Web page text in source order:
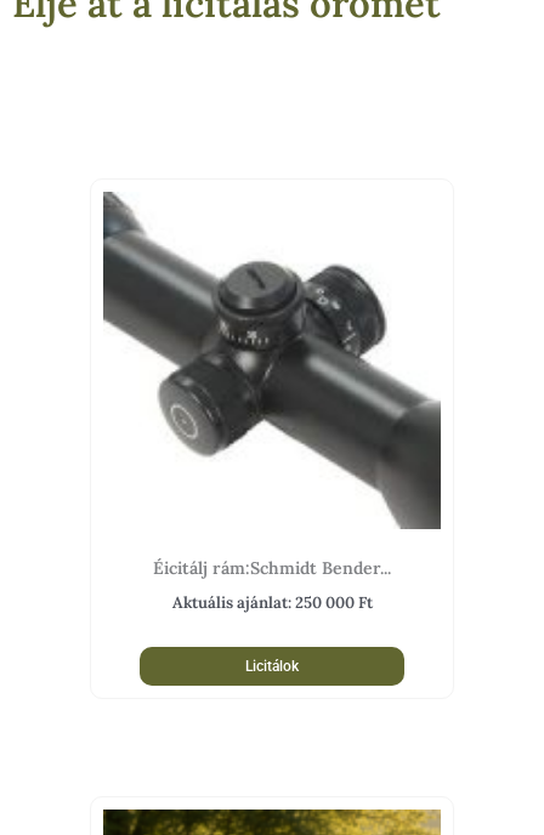
Éicitálj rám:Schmidt Bender...
Aktuális ajánlat:250 000Ft
Licitálok